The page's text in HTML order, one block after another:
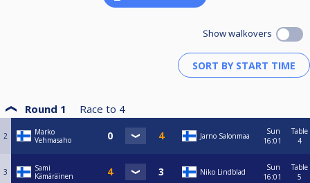
Show walkovers
Round 1 Race to 4
2
Marko
Vehmasaho
Jarno Salonmaa
Sun
16:01
Table
4
3
Sami
Kämäräinen
Niko Lindblad
Sun
16:01
Table
5